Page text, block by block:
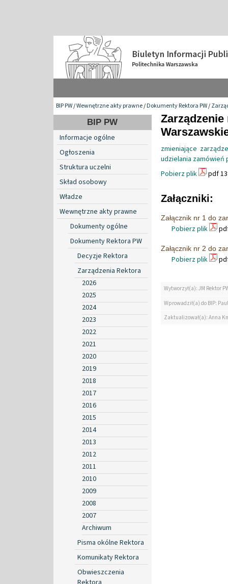
BIP PW/Wewnętrzne akty prawne/Dokumenty Rektora PW/
BIP PW
Informacje ogólne
Ogłoszenia
Struktura uczelni
Skład osobowy
Władze
Wewnętrzne akty prawne
Dokumenty ogólne
Dokumenty Rektora PW
Decyzje Rektora
Zarządzenia Rektora
2026
2025
2024
2023
2022
2021
2020
2019
2018
2017
2016
2015
2014
2013
2012
2011
2010
2009
2008
2007
Archiwum
Pisma okólne Rektora
Komunikaty Rektora
Obwieszczenia
zmieniające
udzielania zamówień
Pobierz plik
pdf
Załączniki:
Załącznik nr 1 do
Pobierz plik
Załącznik nr 2 do
Pobierz plik
Wytworzył(a): JM Rektor
Wprowadził(a) do BIP:
Zaktualizował(a): Anna